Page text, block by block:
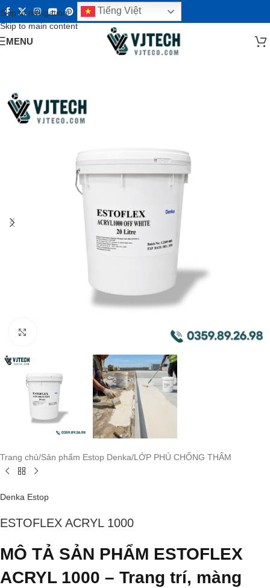
Skip to navigation
Skip to main content
Tiếng Việt
MENU
Trang chủ/Sản phẩm Estop Denka/LỚP PHỦ CHỐNG THẤM
Denka Estop
ESTOFLEX ACRYL 1000
MÔ TẢ SẢN PHẨM ESTOFLEX
ACRYL 1000 – Trang trí, màng